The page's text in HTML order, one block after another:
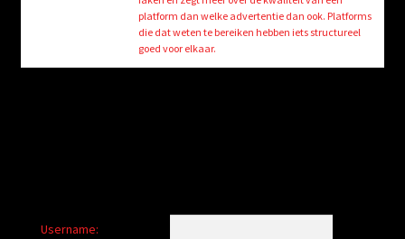
platform dan welke advertentie dan ook. Platforms
die dat weten te bereiken hebben iets structureel
goed voor elkaar.
Username: